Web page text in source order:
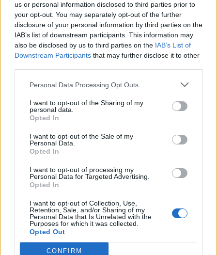
us or personal information disclosed to third parties prior to
your opt-out. You may separately opt-out of the further
disclosure of your personal information by third parties on the
IAB’s list of downstream participants. This information may
also be disclosed by us to third parties on the IAB’s List of
Downstream Participants that may further disclose it to other
Personal Data Processing Opt Outs
I want to opt-out of the Sharing of my
personal data.
Opted In
I want to opt-out of the Sale of my
Personal Data.
Opted In
I want to opt-out of processing my
Personal Data for Targeted Advertising.
Opted In
I want to opt-out of Collection, Use,
Retention, Sale, and/or Sharing of my
Personal Data that Is Unrelated with the
Purposes for which it was collected.
Opted Out
CONFIRM
Γιατί δεν πρέπει να πίνετε συχνά
χυμούς
Ερευνητές από το Τεχνολογικό Πανεπιστήμιο
Σουΐνμπορν της Αυστραλίας υποστηρίζουν πως οι
χυμοί φρούτων δεν είναι τελικά τόσο «αθώοι» όσο